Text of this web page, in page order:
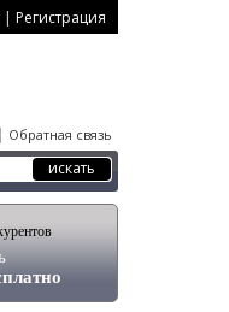
| Регистрация
| Обратная связь